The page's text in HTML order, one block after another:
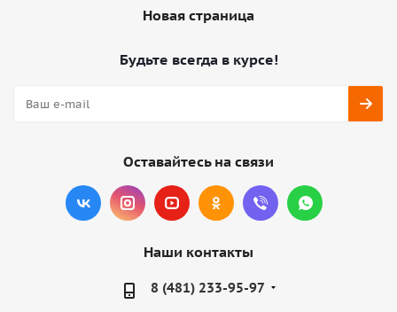
Новая страница
Будьте всегда в курсе!
Оставайтесь на связи
Наши контакты
8 (481) 233-95-97